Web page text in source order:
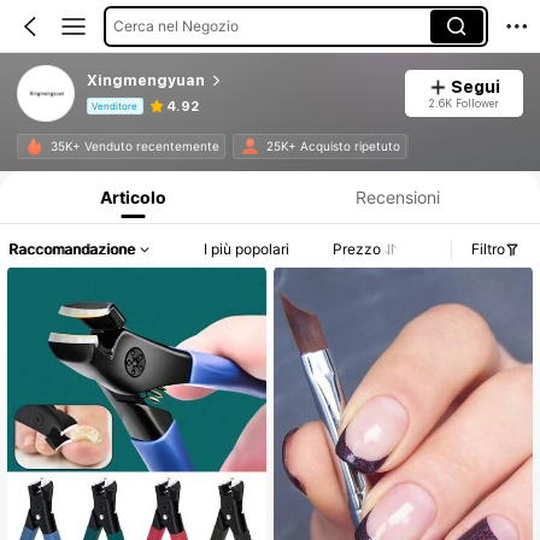
Cerca nel Negozio
Xingmengyuan
Venditore 4.92
Segui
2.6K Follower
35K+ Venduto recentemente 25K+ Acquisto ripetuto
Articolo Recensioni
Raccomandazione I più popolari Prezzo Filtro